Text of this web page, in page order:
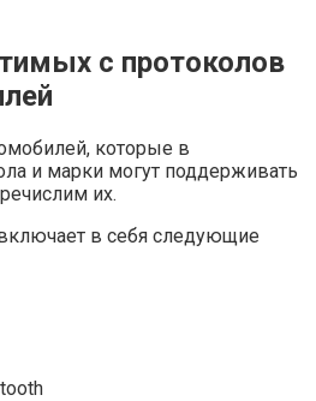
с протоколов
которые в
и марки могут поддерживать
их.
в себя следующие